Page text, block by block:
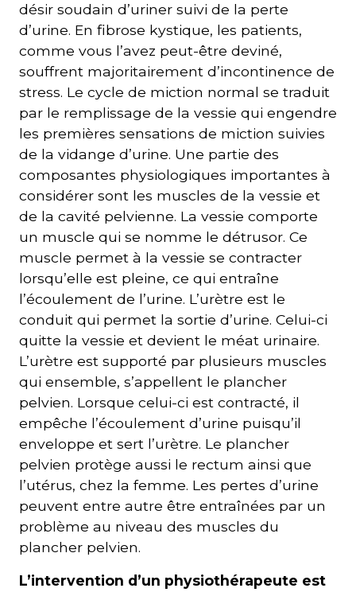
désir soudain d’uriner suivi de la perte
d’urine. En fibrose kystique, les patients,
comme vous l’avez peut-être deviné,
souffrent majoritairement d’incontinence de
stress. Le cycle de miction normal se traduit
par le remplissage de la vessie qui engendre
les premières sensations de miction suivies
de la vidange d’urine. Une partie des
composantes physiologiques importantes à
considérer sont les muscles de la vessie et
de la cavité pelvienne. La vessie comporte
un muscle qui se nomme le détrusor. Ce
muscle permet à la vessie se contracter
lorsqu’elle est pleine, ce qui entraîne
l’écoulement de l’urine. L’urètre est le
conduit qui permet la sortie d’urine. Celui-ci
quitte la vessie et devient le méat urinaire.
L’urètre est supporté par plusieurs muscles
qui ensemble, s’appellent le plancher
pelvien. Lorsque celui-ci est contracté, il
empêche l’écoulement d’urine puisqu’il
enveloppe et sert l’urètre. Le plancher
pelvien protège aussi le rectum ainsi que
l’utérus, chez la femme. Les pertes d’urine
peuvent entre autre être entraînées par un
problème au niveau des muscles du
plancher pelvien.
L’intervention d’un physiothérapeute est